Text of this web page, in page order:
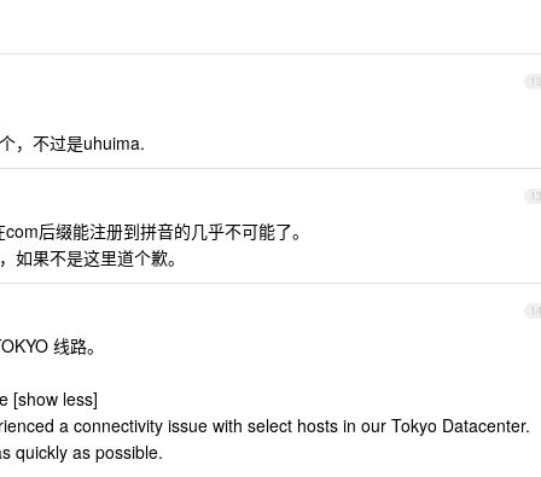
12
，不过是uhuima.
13
后缀能注册到拼音的几乎不可能了。
如果不是这里道个歉。
14
线路。
[show less]
a connectivity issue with select hosts in our Tokyo Datacenter.
quickly as possible.